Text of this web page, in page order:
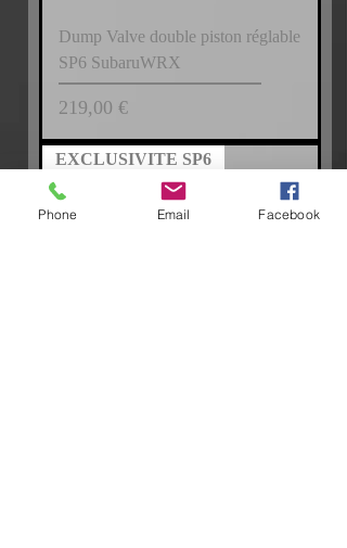
Dump Valve double piston réglable
SP6 SubaruWRX
Prix
219,00 €
EXCLUSIVITE SP6
Phone Email Facebook